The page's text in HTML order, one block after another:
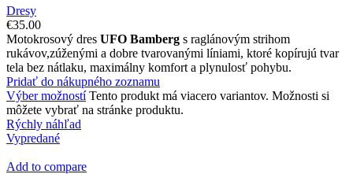
Dresy
€35.00
Motokrosový dres UFO Bamberg s raglánovým strihom
rukávov,zúženými a dobre tvarovanými líniami, ktoré kopírujú tvar
tela bez nátlaku, maximálny komfort a plynulosť pohybu.
Pridať do nákupného zoznamu
Výber možností Tento produkt má viacero variantov. Možnosti si
môžete vybrať na stránke produktu.
Rýchly náhľad
Vypredané
Add to compare